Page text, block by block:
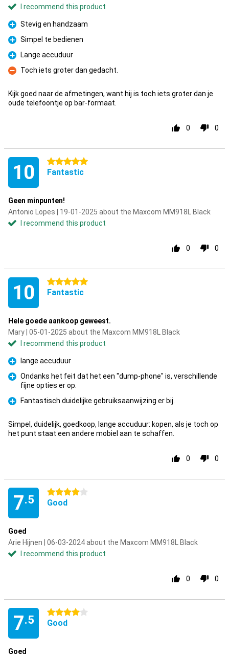
I recommend this product
Pro
Stevig en handzaam
Pro
Simpel te bedienen
Pro
Lange accuduur
Con
Toch iets groter dan gedacht.
Kijk goed naar de afmetingen, want hij is toch iets groter dan je
oude telefoontje op bar-formaat.
0 0
10 5 stars
Fantastic
Geen minpunten!
Antonio Lopes | 19-01-2025 about the Maxcom MM918L Black
I recommend this product
0 0
10 5 stars
Fantastic
Hele goede aankoop geweest.
Mary | 05-01-2025 about the Maxcom MM918L Black
I recommend this product
Pro
lange accuduur
Ondanks het feit dat het een "dump-phone" is, verschillende
fijne opties er op.
Pro
Fantastisch duidelijke gebruiksaanwijzing er bij.
Simpel, duidelijk, goedkoop, lange accuduur: kopen, als je toch op
het punt staat een andere mobiel aan te schaffen.
0 0
7.5
4 stars
Good
Goed
Arie Hijnen | 06-03-2024 about the Maxcom MM918L Black
I recommend this product
0 0
7.5
4 stars
Good
Goed